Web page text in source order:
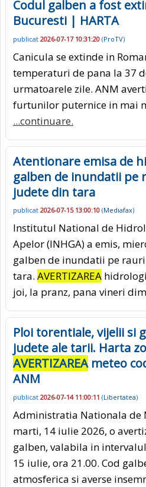
Codul galben a fost
Bucuresti | HARTA
publicat 2026-07-17 10:31:20 (ProTV)
Canicula se extinde in
temperaturi de pana la 37
urmatoarele zile. ANM
furtunilor puternice in mai
...continuare.
Atentionare emisa de
galben de inundatii pe
judete din tara
publicat 2026-07-15 13:00:10 (Mediafax)
Institutul National de
Apelor (INHGA) a emis,
galben de inundatii pe
tara. AVERTIZAREA
joi, la pranz, pana vineri
Ploi torentiale, vijelii si
judete ale tarii. Harta
AVERTIZAREAmeteo
ANM
publicat 2026-07-14 11:00:11 (Libertatea)
Administratia Nationala de
marti, 14 iulie 2026, o
galben, valabila in
15 iulie, ora 21.00. Cod
atmosferica si averse